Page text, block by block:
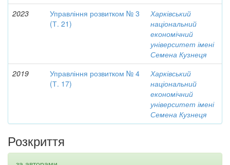
2023
Управління розвитком № 3
(Т. 21)
Харківський
національний
економічний
університет імені
Семена Кузнеця
2019
Управління розвитком № 4
(Т. 17)
Харківський
національний
економічний
університет імені
Семена Кузнеця
Розкриття